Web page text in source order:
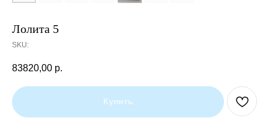
Лолита 5
SKU:
83820,00 р.
Купить